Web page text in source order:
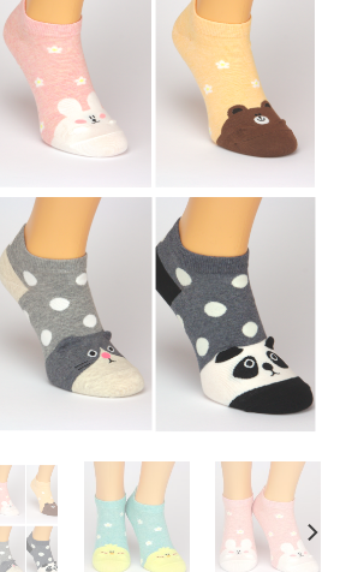
Wunschliste